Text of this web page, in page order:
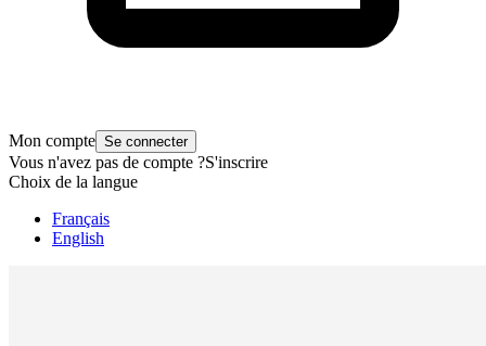
Mon compte Se connecter
Vous n'avez pas de compte ?S'inscrire
Choix de la langue
Français
English